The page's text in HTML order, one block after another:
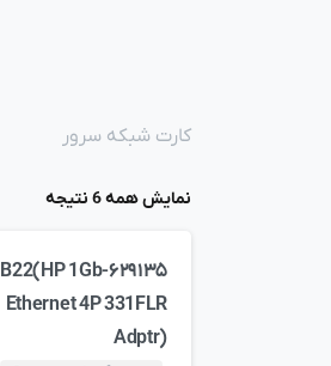
کارت شبکه سرور
نمایش همه 6 نتیجه
۶۲۹۱۳۵-B22(HP 1Gb
Ethernet 4P 331FLR
Adptr)